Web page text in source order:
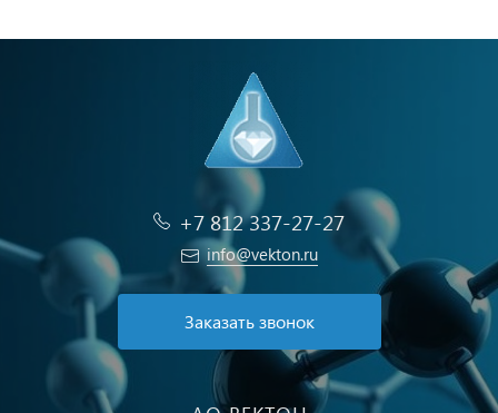
+7 812 337-27-27
info@vekton.ru
Заказать звонок